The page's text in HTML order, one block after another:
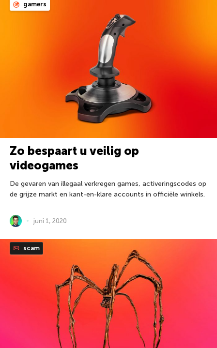
gamers
Zo bespaart u veilig op
videogames
De gevaren van illegaal verkregen games, activeringscodes op
de grijze markt en kant-en-klare accounts in officiële winkels.
juni 1, 2020
scam